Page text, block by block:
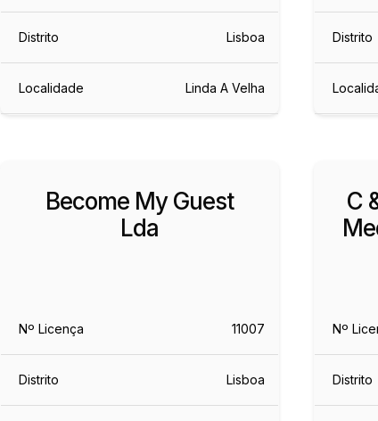
Distrito Lisboa
Localidade Linda A Velha
Distrito
Become My Guest
Lda
Nº Licença 11007
Distrito Lisboa
C
Nº
Distrito